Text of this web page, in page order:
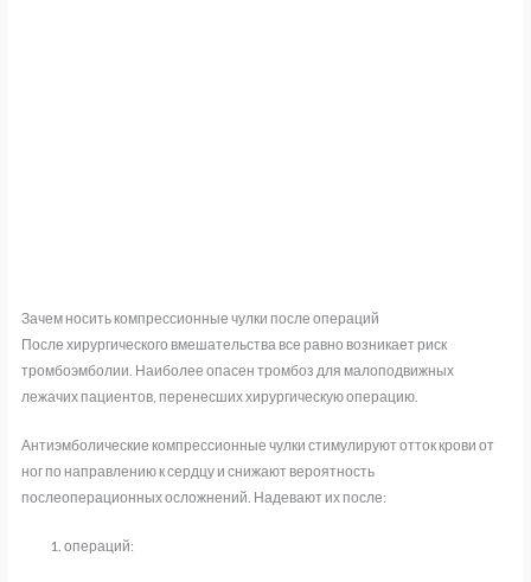
Зачем носить компрессионные чулки после операций
После хирургического вмешательства все равно возникает риск
тромбоэмболии. Наиболее опасен тромбоз для малоподвижных
лежачих пациентов, перенесших хирургическую операцию.
Антиэмболические компрессионные чулки стимулируют отток крови от
ног по направлению к сердцу и снижают вероятность
послеоперационных осложнений. Надевают их после:
операций: